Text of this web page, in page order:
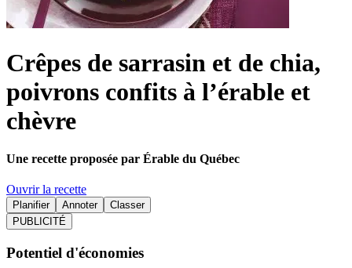
Crêpes de sarrasin et de chia,
poivrons confits à l’érable et
chèvre
Une recette proposée par Érable du Québec
Ouvrir la recette
Planifier Annoter
Classer
PUBLICITÉ
Potentiel d'économies